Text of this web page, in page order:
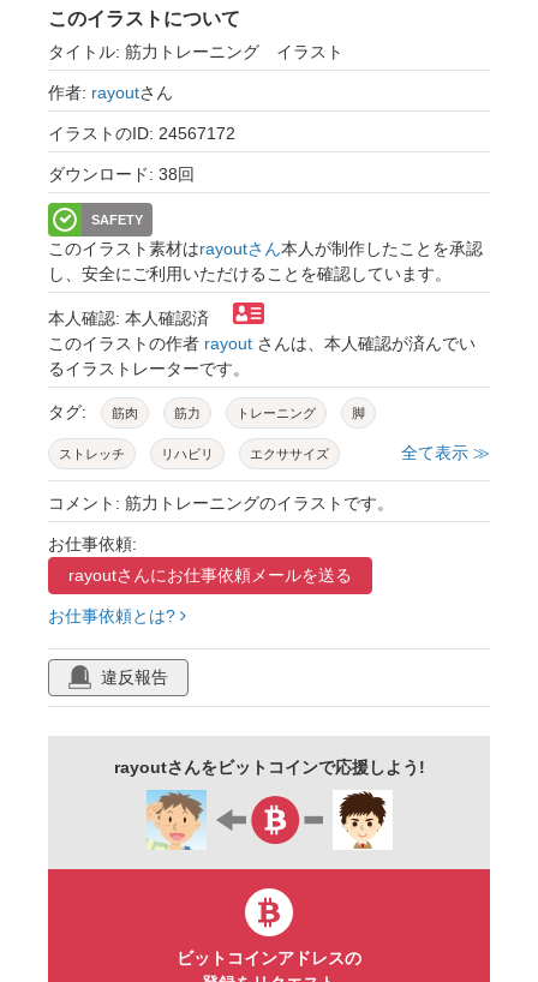
このイラストについて
タイトル: 筋力トレーニング イラスト
作者: rayoutさん
イラストのID: 24567172
ダウンロード: 38回
SAFETY
このイラスト素材はrayoutさん本人が制作したことを承認
し、安全にご利用いただけることを確認しています。
本人確認: 本人確認済
このイラストの作者 rayout さんは、本人確認が済んでい
るイラストレーターです。
タグ: 筋肉 筋力 トレーニング 脚
ストレッチ リハビリ エクササイズ
運動 生活習慣 姿勢 女性 人物
イラスト
全て表示 ≫
コメント: 筋力トレーニングのイラストです。
お仕事依頼:
rayoutさんにお仕事依頼メールを送る
お仕事依頼とは?
違反報告
rayoutさんをビットコインで応援しよう!
ビットコインアドレスの